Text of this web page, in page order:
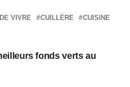
VIVRE CUILLÈRE
CUISINE
fonds verts au